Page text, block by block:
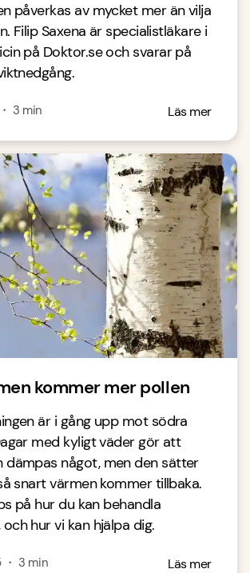
påverkas av mycket mer än vilja
Filip Saxena är specialistläkare i
på Doktor.se och svarar på
3 min Läs mer
kommer mer pollen
är i gång upp mot södra
med kyligt väder gör att
dämpas något, men den sätter
snart värmen kommer tillbaka.
på hur du kan behandla
hur vi kan hjälpa dig.
・ 3 min Läs mer